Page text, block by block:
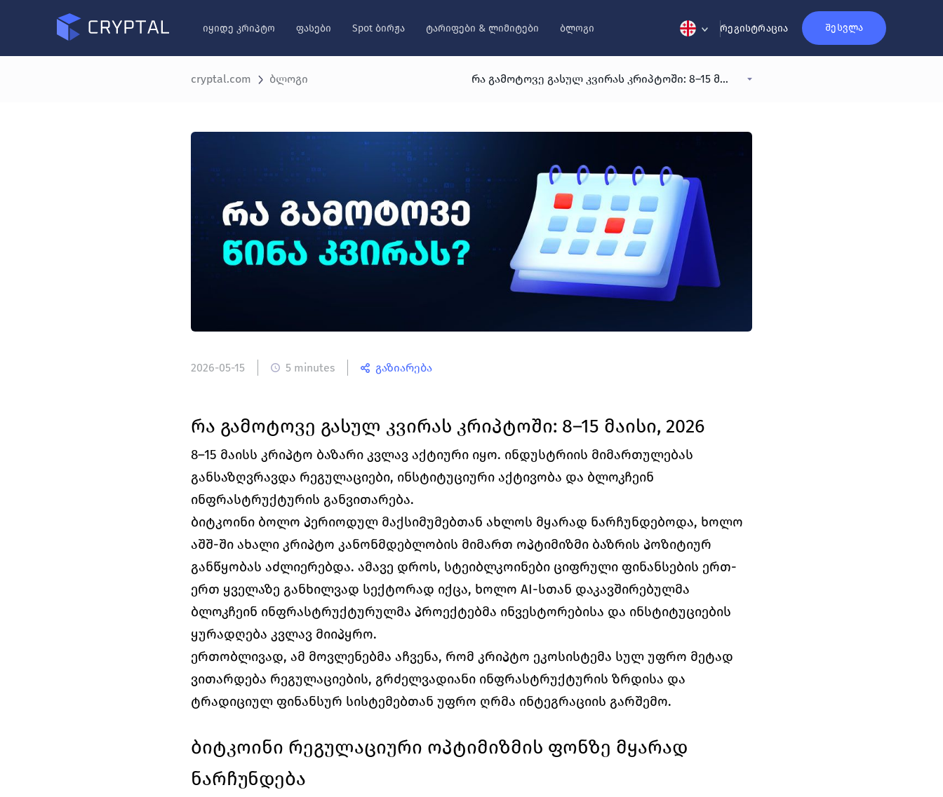
იყიდე კრიპტო ფასები Spot ბირჟა ტარიფები & ლიმიტები ბლოგი რეგისტრაცია შესვლა
cryptal.com ბლოგი რა გამოტოვე გასულ კვირას კრიპტოში: 8–15 მაისი, 2026
2026-05-15 5 minutes გაზიარება
რა გამოტოვე გასულ კვირას კრიპტოში: 8–15 მაისი, 2026
8–15 მაისს კრიპტო ბაზარი კვლავ აქტიური იყო. ინდუსტრიის მიმართულებას
განსაზღვრავდა რეგულაციები, ინსტიტუციური აქტივობა და ბლოკჩეინ
ინფრასტრუქტურის განვითარება.
ბიტკოინი ბოლო პერიოდულ მაქსიმუმებთან ახლოს მყარად ნარჩუნდებოდა, ხოლო
აშშ-ში ახალი კრიპტო კანონმდებლობის მიმართ ოპტიმიზმი ბაზრის პოზიტიურ
განწყობას აძლიერებდა. ამავე დროს, სტეიბლკოინები ციფრული ფინანსების ერთ-
ერთ ყველაზე განხილვად სექტორად იქცა, ხოლო AI-სთან დაკავშირებულმა
ბლოკჩეინ ინფრასტრუქტურულმა პროექტებმა ინვესტორებისა და ინსტიტუციების
ყურადღება კვლავ მიიპყრო.
ერთობლივად, ამ მოვლენებმა აჩვენა, რომ კრიპტო ეკოსისტემა სულ უფრო მეტად
ვითარდება რეგულაციების, გრძელვადიანი ინფრასტრუქტურის ზრდისა და
ტრადიციულ ფინანსურ სისტემებთან უფრო ღრმა ინტეგრაციის გარშემო.
ბიტკოინი რეგულაციური ოპტიმიზმის ფონზე მყარად
ნარჩუნდება